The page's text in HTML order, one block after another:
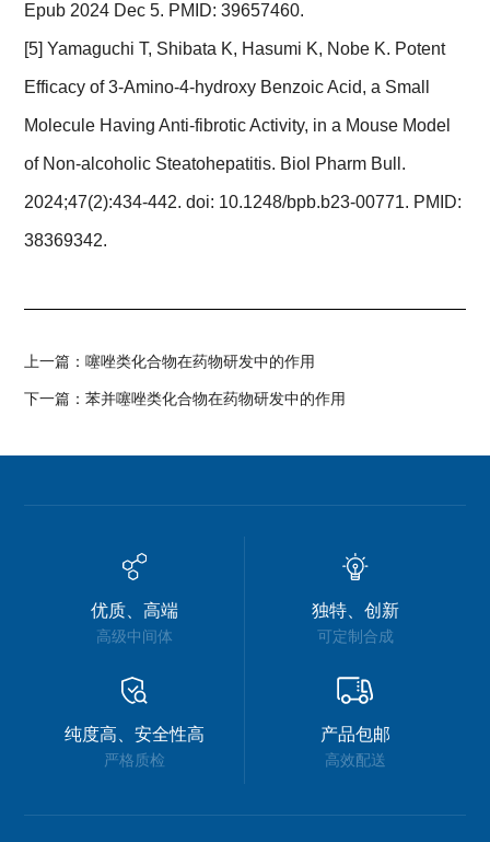
Epub 2024 Dec 5. PMID: 39657460.
[5] Yamaguchi T, Shibata K, Hasumi K, Nobe K. Potent
Efficacy of 3-Amino-4-hydroxy Benzoic Acid, a Small
Molecule Having Anti-fibrotic Activity, in a Mouse Model
of Non-alcoholic Steatohepatitis. Biol Pharm Bull.
2024;47(2):434-442. doi: 10.1248/bpb.b23-00771. PMID:
38369342.
上一篇：噻唑类化合物在药物研发中的作用
下一篇：苯并噻唑类化合物在药物研发中的作用
优质、高端
高级中间体
独特、创新
可定制合成
纯度高、安全性高
严格质检
产品包邮
高效配送